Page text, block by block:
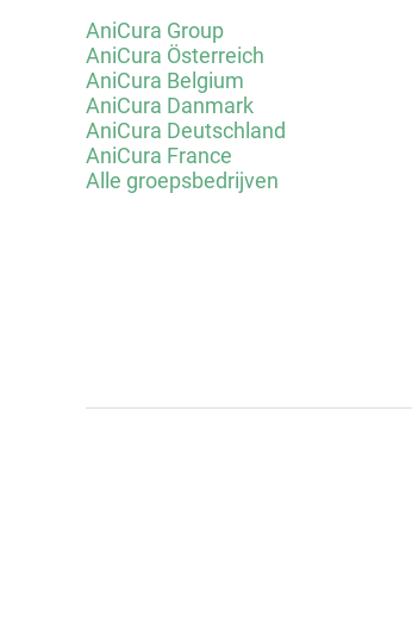
AniCura Group
AniCura Österreich
AniCura Belgium
AniCura Danmark
AniCura Deutschland
AniCura France
Alle groepsbedrijven